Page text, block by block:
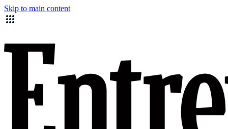
Skip to main content